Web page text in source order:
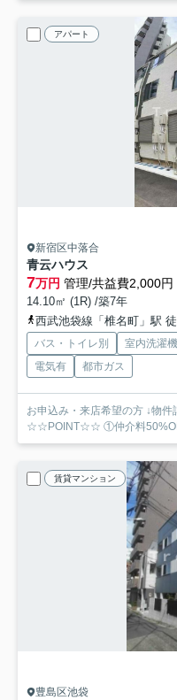
アパート
新宿区中落合
青云ハウス
7万円 管理/共益費2,000円
14.10㎡ (1R) /築7年
西武池袋線「椎名町」駅
バス・トイレ別 室内洗濯
電気有
都市ガス
お申込み・来店希望の方 ↓物
☆☆POINT☆☆ ①仲介料
賃貸マンション
豊島区池袋